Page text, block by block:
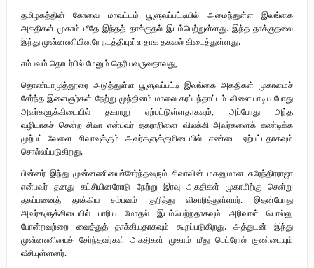
தமிழகத்தின் கோவை மாவட்டம் பூளுவப்பட்டியில் அமைந்துள்ள இலங்கை
அகதிகள் முகாம் மீதே இந்தத் தாக்குதல் இடம்பெற்றுள்ளது. இந்த தாக்குதலை
இந்து முன்னணியினரே நடத்தியுள்ளதாக தகவல் கிடைத்துள்ளது.
சம்பவம் தொடர்பில் மேலும் தெரியவருவதாவது,
தொண்டாமுத்தூரை அடுத்துள்ள பூளுவப்பட்டி இலங்கை அகதிகள் முகாமைச்
சேர்ந்த இளைஞர்கள் நேற்று முந்தினம் மாலை கரப்பந்தாட்டம் விளையாடிய போது
அவர்களுக்கிடையில் தகராறு ஏற்பட்டுள்ளதாகவும், அப்போது அந்த
வழியாகச் சென்ற சிவா என்பவர் தகராறினை விலக்கி அவர்களைக் கண்டிக்க
முற்பட்டவேளை சிவாவுக்கும் அவர்களுக்குமிடையில் சண்டை ஏற்பட்டதாகவும்
சொல்லப்படுகிறது.
பின்னர் இந்து முன்னணியைச்சேர்ந்தவரும் சிவாவின் மகனுமான சுரேந்திரராஜா
என்பவர் தனது கட்சியினரோடு நேற்று இரவு அகதிகள் முகாமிற்கு சென்று
தகப்பனைத் தாக்கிய சம்பவம் குறித்து விசாரித்துள்ளார். இதன்போது
அவர்களுக்கிடையில் பாரிய மோதல் இடம்பெற்றதாகவும் அரிவாள் பொல்லு
போன்றவற்றை வைத்துத் தாக்கியதாகவும் கூறப்படுகிறது. அத்துடன் இந்து
முன்னணியைச் சேர்ந்தவர்கள் அகதிகள் முகாம் மீது பெட்ரோல் குண்டையும்
வீசியுள்ளனர்.